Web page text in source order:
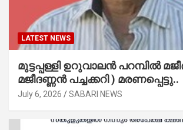
LATEST NEWS
മുട്ടപ്പള്ളി ഉറുവാലൻ പറമ്പിൽ
മജീദണ്ണൻ പച്ചക്കറി ) മരണപ്പെട്ടു..
July 6, 2026 SABARI NEWS